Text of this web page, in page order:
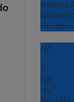
Altamira
Sábado,
Ver
+36
°
C
+38°
+24°